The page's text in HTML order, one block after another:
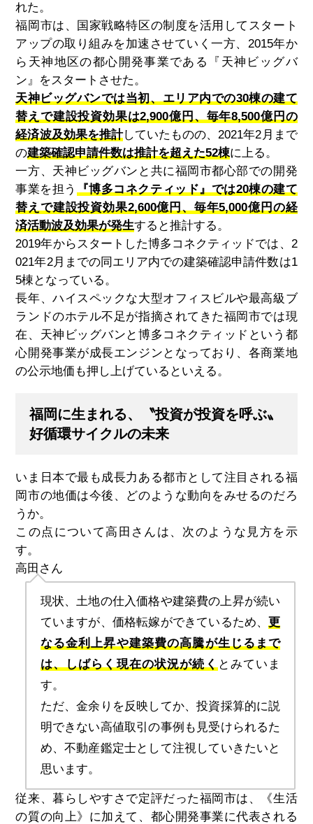
れた。
福岡市は、国家戦略特区の制度を活用してスタート
アップの取り組みを加速させていく一方、2015年か
ら天神地区の都心開発事業である『天神ビッグバ
ン』をスタートさせた。
天神ビッグバンでは当初、エリア内での30棟の建て
替えで建設投資効果は2,900億円、毎年8,500億円の
経済波及効果を推計していたものの、2021年2月まで
の建築確認申請件数は推計を超えた52棟に上る。
一方、天神ビッグバンと共に福岡市都心部での開発
事業を担う 『博多コネクティッド』では20棟の建て
替えで建設投資効果2,600億円、毎年5,000億円の経
済活動波及効果が発生すると推計する。
2019年からスタートした博多コネクティッドでは、2
021年2月までの同エリア内での建築確認申請件数は1
5棟となっている。
長年、ハイスペックな大型オフィスビルや最高級ブ
ランドのホテル不足が指摘されてきた福岡市では現
在、天神ビッグバンと博多コネクティッドという都
心開発事業が成長エンジンとなっており、各商業地
の公示地価も押し上げているといえる。
福岡に生まれる、〝投資が投資を呼ぶ〟
好循環サイクルの未来
いま日本で最も成長力ある都市として注目される福
岡市の地価は今後、どのような動向をみせるのだろ
うか。
この点について高田さんは、次のような見方を示
す。
高田さん
現状、土地の仕入価格や建築費の上昇が続い
ていますが、価格転嫁ができているため、更
なる金利上昇や建築費の高騰が生じるまで
は、しばらく現在の状況が続くとみていま
す。
ただ、金余りを反映してか、投資採算的に説
明できない高値取引の事例も見受けられるた
め、不動産鑑定士として注視していきたいと
思います。
従来、暮らしやすさで定評だった福岡市は、《生活
の質の向上》に加えて、都心開発事業に代表される